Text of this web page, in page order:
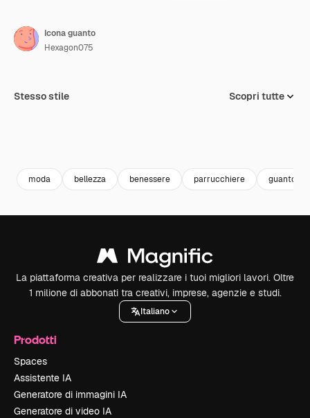
Icona guanto
Hexagon075
Stesso stile Scopri tutte
moda bellezza benessere parrucchiere guanto
La piattaforma creativa per realizzare i tuoi migliori lavori. Oltre
1 milione di abbonati tra creativi, imprese, agenzie e studi.
Italiano
Prodotti
Spaces
Assistente IA
Generatore di immagini IA
Generatore di video IA